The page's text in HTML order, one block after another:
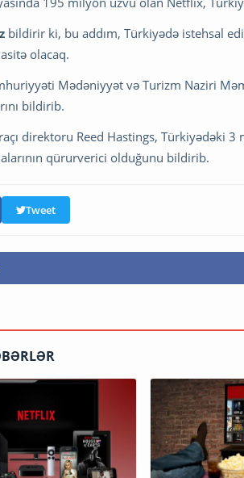
bildirir ki, bu addım, Türkiyədə istehsal
olacaq.
Mədəniyyət və Turizm Naziri
bildirib.
direktoru Reed Hastings, Türkiyədəki
qürurverici olduğunu bildirib.
Tweet